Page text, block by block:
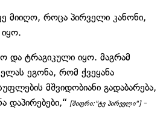
მიიღო, როცა პირველი კანონი,
და ტრაგიკული იყო. მაგრამ
ეგონა, რომ ქვეყანა
მშვიდობიანი გადაბარება,
[შიფრი:"ტვ პირველი"]-